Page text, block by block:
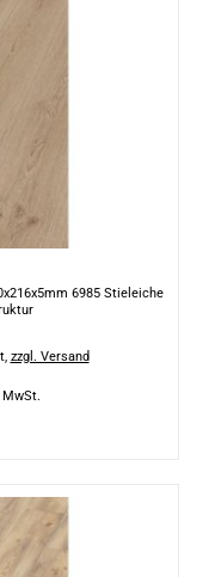
6985 Stieleiche
, zzgl. Versand